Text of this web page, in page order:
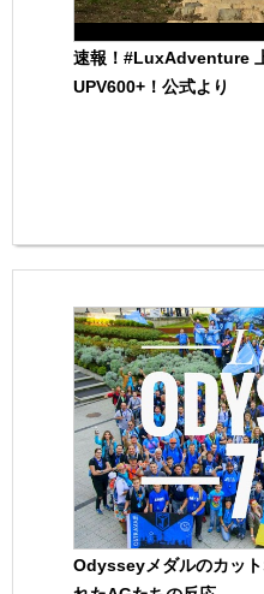
速報！#LuxAdventure
UPV600+！公式より
Odysseyメダルのカッ